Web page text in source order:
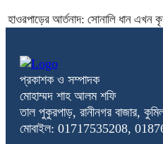
হাওরপাড়ের আর্তনাদ: সোনালি ধান এখন
প্রকাশক ও সম্পাদক
মোহাম্মদ শাহ আলম শফি
তাল পুকুরপাড়, রানীনগর বাজার,
মোবাইল: 01717535208,